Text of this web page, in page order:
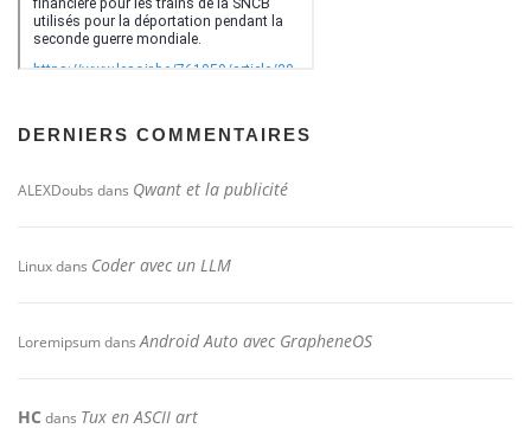
DERNIERS COMMENTAIRES
ALEXDoubs dans Qwant et la publicité
Linuxdans Coder avec un LLM
LoremipsumdansAndroid Auto avec GrapheneOS
HC dans Tux en ASCII art